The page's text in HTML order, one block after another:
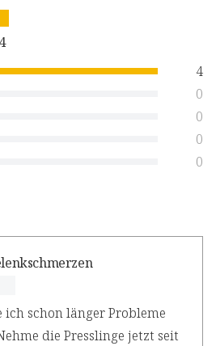
4
4
0
0
0
0
schon länger Probleme
die Presslinge jetzt seit